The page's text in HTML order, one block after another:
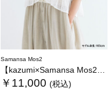
Samansa Mos2
【kazumi×Samansa Mos2】レースフリルブラウス
￥11,000 (税込)